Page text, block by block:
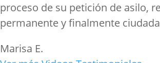
proceso de su petición de asilo,
permanente y finalmente
Marisa E.